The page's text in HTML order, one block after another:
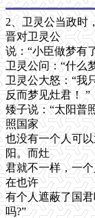
2、卫灵公当政时
晋对卫灵公
说：“小臣做梦有
卫灵公问：“什么
卫灵公大怒：“我
反而梦见灶君！ ”
矮子说：“太阳普
照国家
也没有一个人可
阳。而灶
君就不一样，一
在也许
有个人遮蔽了国
吗?”